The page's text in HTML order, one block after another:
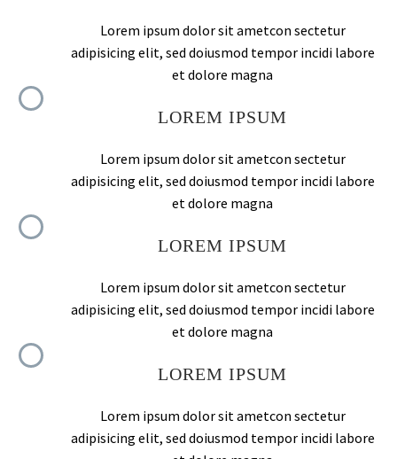
Lorem ipsum dolor sit ametcon sectetur
adipisicing elit, sed doiusmod tempor incidi labore
et dolore magna
LOREM IPSUM
Lorem ipsum dolor sit ametcon sectetur
adipisicing elit, sed doiusmod tempor incidi labore
et dolore magna
LOREM IPSUM
Lorem ipsum dolor sit ametcon sectetur
adipisicing elit, sed doiusmod tempor incidi labore
et dolore magna
LOREM IPSUM
Lorem ipsum dolor sit ametcon sectetur
adipisicing elit, sed doiusmod tempor incidi labore